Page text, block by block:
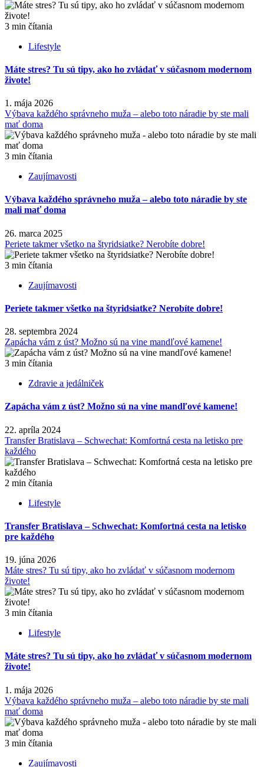
3 min čítania
Lifestyle
Máte stres? Tu sú tipy, ako ho zvládať v súčasnom modernom
živote!
1. mája 2026
Výbava každého správneho muža – alebo toto náradie by ste mali
mať doma
3 min čítania
Zaujímavosti
Výbava každého správneho muža – alebo toto náradie by ste
mali mať doma
26. marca 2025
Periete takmer všetko na štyridsiatke? Nerobíte dobre!
3 min čítania
Zaujímavosti
Periete takmer všetko na štyridsiatke? Nerobíte dobre!
28. septembra 2024
Zapácha vám z úst? Možno sú na vine mandľové kamene!
3 min čítania
Zdravie a jedálniček
Zapácha vám z úst? Možno sú na vine mandľové kamene!
22. apríla 2024
Transfer Bratislava – Schwechat: Komfortná cesta na letisko pre
každého
2 min čítania
Lifestyle
Transfer Bratislava – Schwechat: Komfortná cesta na letisko
pre každého
19. júna 2026
Máte stres? Tu sú tipy, ako ho zvládať v súčasnom modernom
živote!
3 min čítania
Lifestyle
Máte stres? Tu sú tipy, ako ho zvládať v súčasnom modernom
živote!
1. mája 2026
Výbava každého správneho muža – alebo toto náradie by ste mali
mať doma
3 min čítania
Zaujímavosti